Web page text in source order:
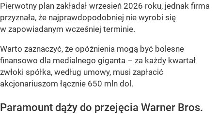
Pierwotny plan zakładał wrzesień 2026 roku, jednak firma
przyznała, że najprawdopodobniej nie wyrobi się
w zapowiadanym wcześniej terminie.
Warto zaznaczyć, że opóźnienia mogą być bolesne
finansowo dla medialnego giganta – za każdy kwartał
zwłoki spółka, według umowy, musi zapłacić
akcjonariuszom łącznie 650 mln dol.
Paramount dąży do przejęcia Warner Bros.